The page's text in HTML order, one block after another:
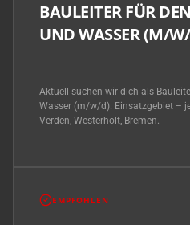
BAULEITER FÜR
UND WASSER (M/
Aktuell suchen wir dich als
Wasser (m/w/d). Einsatzgebiet –
Verden, Westerholt, Bremen.
EMPFOHLEN